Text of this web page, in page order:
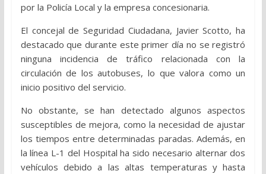
por la Policía Local y la empresa concesionaria.
El concejal de Seguridad Ciudadana, Javier Scotto, ha
destacado que durante este primer día no se registró
ninguna incidencia de tráfico relacionada con la
circulación de los autobuses, lo que valora como un
inicio positivo del servicio.
No obstante, se han detectado algunos aspectos
susceptibles de mejora, como la necesidad de ajustar
los tiempos entre determinadas paradas. Además, en
la línea L-1 del Hospital ha sido necesario alternar dos
vehículos debido a las altas temperaturas y hasta